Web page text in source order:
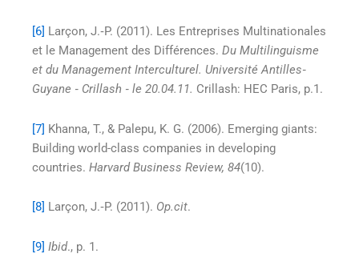
[6] Larçon, J.‐P. (2011). Les Entreprises Multinationales
et le Management des Différences. Du Multilinguisme
et du Management Interculturel. Université Antilles‐
Guyane ‐ Crillash ‐ le 20.04.11. Crillash: HEC Paris, p.1.
[7] Khanna, T., & Palepu, K. G. (2006). Emerging giants:
Building world-class companies in developing
countries. Harvard Business Review, 84(10).
[8] Larçon, J.‐P. (2011). Op.cit.
[9] Ibid., p. 1.